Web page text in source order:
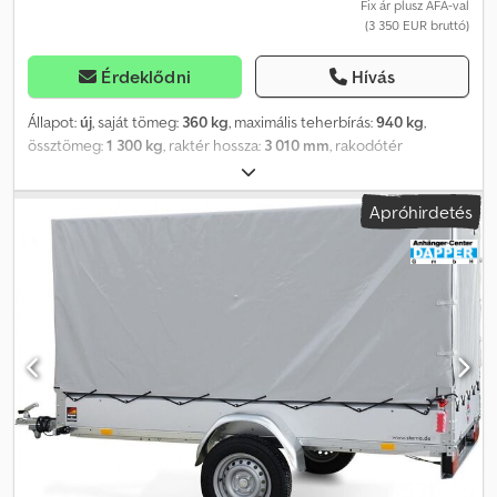
nyújtanak a korrózió ellen. Masszív emelőzárak, V-biztonsági
tolatólámpával, védett multifunkciós világítás, 40 cm acél oldalfal.
Dkjdpfx Ajpffcmjctsr
Fix ár plusz ÁFA-val
(3 350 EUR bruttó)
Érdeklődni Hívás
Állapot:új, saját tömeg: 360 kg, maximális teherbírás:940 kg,
össztömeg:1 300 kg, raktér hossza: 3 010 mm, rakodótér
, raktérmagasság:
térfogata:1,8 m³, szín:egyéb, építési magasság:1 740 mm,
munkaszélesség:2 040 mm, Gyártó: Brenderup Típus: Brenderup
2300S, 2300S B1300 alacsony platós acél Utánfutó Engedélyezett
össztömeg: 1300 kg, fékezett billenőplatós Hasznos teherbírás:
940 kg Önsúly: 360 kg Raktér mérete: 3010 x 1530 x 400 mm
lehajtható első fallal 13 pólusú csatlakozó 6 x rögzítőszem
Tartozék: visszagurulásgátlós ráfutófék Alumínium bordáslemez
borítású hátsó ajtó Billenő rakfelület lehajtható első fallal
Lombhálós magasítóval (80 cm magas), masszív kivitel nyitható
ajtóval Ár tartalmazza a gépjármű törzskönyvet (forgalmi engedély
II. rész és COC papírok) Jelentős utángyártott utánfutó készlet a
következő gyártóktól: Brenderup, Humbaur, Hapert, Unsinn és
Apróhirdetés